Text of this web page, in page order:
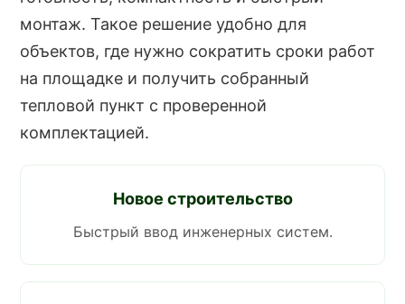
монтаж. Такое решение удобно для
объектов, где нужно сократить сроки работ
на площадке и получить собранный
тепловой пункт с проверенной
комплектацией.
Новое строительство
Быстрый ввод инженерных систем.